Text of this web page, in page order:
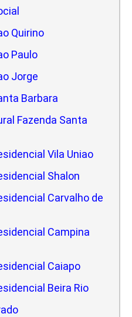
Quirino
Paulo
Jorge
Barbara
Fazenda Santa
Vila Uniao
Shalon
Carvalho de
Campina
Caiapo
Beira Rio